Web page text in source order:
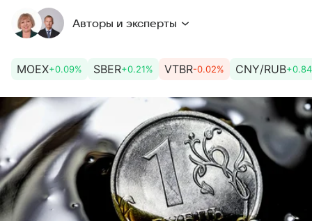
Авторы и эксперты
MOEX+0.09% SBER+0.21% VTBR-0.02% CNY/RUB